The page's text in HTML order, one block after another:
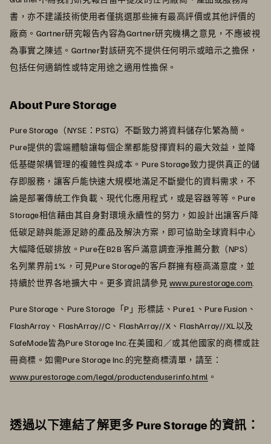
書，亦不建議技術使用者僅挑選那些擁有最高評價或其他評價的
廠商。Gartner研究報告內容為Gartner研究機構之意見，不應被視
為事實之陳述。Gartner對該研究不提供任何明示或暗示之擔保，
包括任何適銷性或特定用途之適用性擔保。
About Pure Storage
Pure Storage（NYSE：PSTG）不斷致力將資料儲存化繁為簡。
Pure提供的雲端體驗讓每個企業都能發揮資料的最大效益，並降
低基礎架構管理的複雜性與成本。Pure Storage致力提供真正的儲
存即服務，讓客戶能快速大規模地滿足不斷變化的資料需求，不
論是部署傳統工作負載、現代化應用程式，或是容器等等。Pure
Storage相信藉由其自身對環境永續性的努力，如設計出讓客戶降
低碳足跡與能源足跡的產品及解決方案，即可協助全球資料中心
大幅降低碳排放。Pure在B2B 客戶滿意調查淨推薦分數（NPS）
名列業界前1%，可見Pure Storage的客戶群擁有極高滿意度，並
持續於世界各地擴大中。更多資訊請參見 www.purestorage.com
Pure Storage、Pure Storage「P」形標誌、Pure1、Pure Fusion、
FlashArray、FlashArray//C、FlashArray//X、FlashArray//XL以及
SafeMode皆為Pure Storage Inc.在美國和／或其他國家的商標或註
冊商標。如需Pure Storage Inc.的完整商標清單，請至：
www.purestorage.com/legal/productenduserinfo.html 。
透過以下連結了解更多 Pure Storage 的資訊：